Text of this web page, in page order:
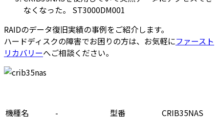
なくなった。 ST3000DM001
RAIDのデータ復旧実績の事例をご紹介します。
ハードディスクの障害でお困りの方は、お気軽にファースト
リカバリーへご相談ください。
機種名 - 型番
CRIB35NAS